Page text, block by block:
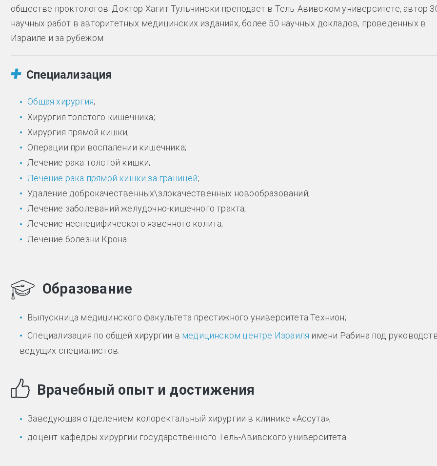
обществе проктологов. Доктор Хагит Тульчински преподает в Тель-Авивском университете, автор
научных работ в авторитетных медицинских изданиях, более 50 научных докладов, проведенных в
Израиле и за рубежом.
Специализация
Общая хирургия;
Хирургия толстого кишечника;
Хирургия прямой кишки;
Операции при воспалении кишечника;
Лечение рака толстой кишки;
Лечение рака прямой кишки за границей;
Удаление доброкачественных\злокачественных новообразований;
Лечение заболеваний желудочно-кишечного тракта;
Лечение неспецифического язвенного колита;
Лечение болезни Крона.
Образование
Выпускница медицинского факультета престижного университета Технион;
Специализация по общей хирургии в медицинском центре Израиля имени Рабина под
ведущих специалистов.
Врачебный опыт и достижения
Заведующая отделением колоректальный хирургии в клинике «Ассута»;
доцент кафедры хирургии государственного Тель-Авивского университета.